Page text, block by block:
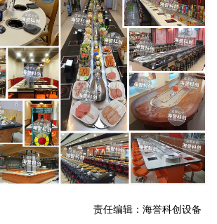
责任编辑：海誉科创设备